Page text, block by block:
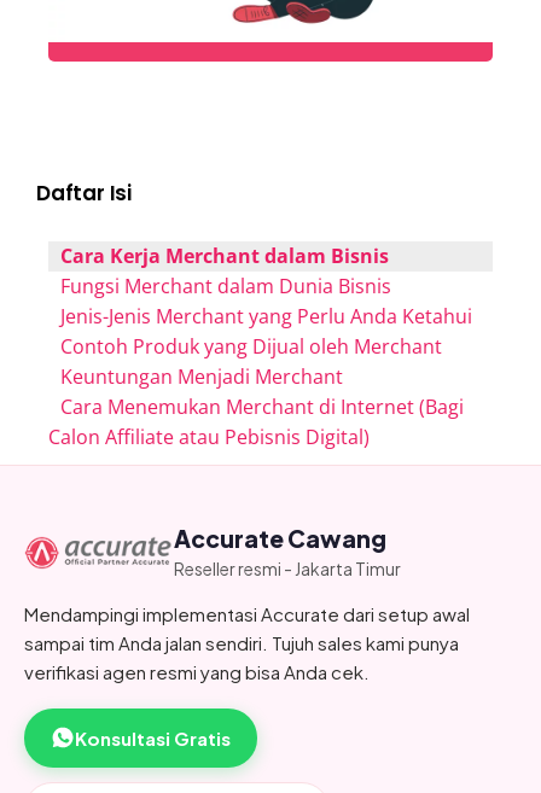
Daftar Isi
Cara Kerja Merchant dalam Bisnis
Fungsi Merchant dalam Dunia Bisnis
Jenis-Jenis Merchant yang Perlu Anda Ketahui
Contoh Produk yang Dijual oleh Merchant
Keuntungan Menjadi Merchant
Cara Menemukan Merchant di Internet (Bagi
Calon Affiliate atau Pebisnis Digital)
Accurate Cawang
Reseller resmi - Jakarta Timur
Mendampingi implementasi Accurate dari setup awal
sampai tim Anda jalan sendiri. Tujuh sales kami punya
verifikasi agen resmi yang bisa Anda cek.
Konsultasi Gratis